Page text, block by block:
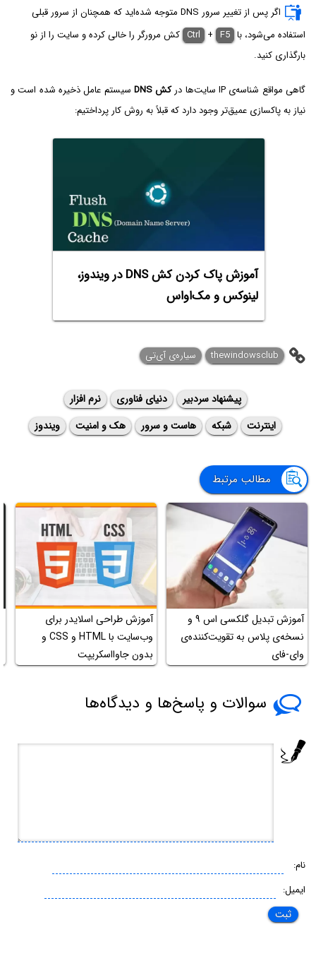
اگر پس از تغییر سرور DNS متوجه شده‌اید که همچنان از سرور قبلی
استفاده می‌شود، با
Ctrl + F5
کش مرورگر را خالی کرده و سایت را از نو
بارگذاری کنید.
گاهی مواقع شناسه‌ی IP سایت‌ها در کش DNS
سیستم عامل ذخیره شده است و
نیاز به پاکسازی عمیق‌تر وجود دارد که قبلاً به روش کار پرداختیم:
آموزش پاک کردن کش DNS در ویندوز،
لینوکس و مک‌او‌اس
thewindowsclub سیاره‌ی آی‌تی
پیشنهاد سردبیر دنیای فناوری
نرم افزار
اینترنت
شبکه هاست و سرور هک و امنیت ویندوز
مطالب مرتبط
آموزش تبدیل گلکسی اس ۹ و
نسخه‌ی پلاس به تقویت‌کننده‌ی
وای-فای
آموزش طراحی اسلایدر برای
وب‌سایت با HTML و CSS و
بدون جاوااسکریپت
سوالات و پاسخ‌ها و دیدگاه‌ها
نام:
ایمیل: